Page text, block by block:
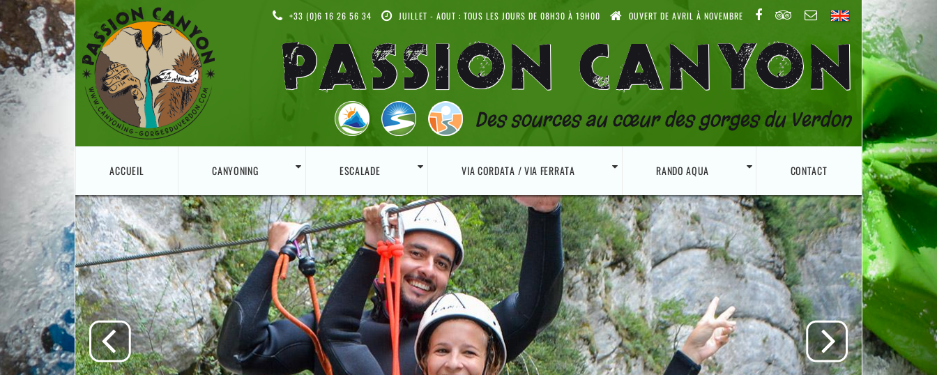
PASSION CANYON
Des sources au cœur des gorges du Verdon
+33 (0)6 16 26 56 34 JUILLET - AOUT : TOUS LES JOURS DE 08H30 À 19H00 OUVERT DE AVRIL À NOVEMBRE
ACCUEIL CANYONING ESCALADE VIA CORDATA / VIA FERRATA RANDO AQUA CONTACT